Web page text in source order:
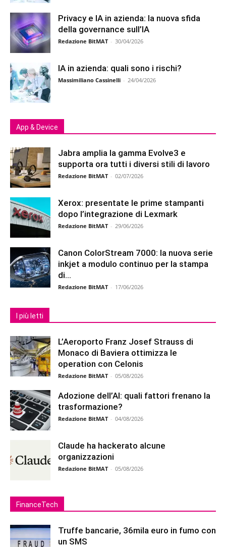
Privacy e IA in azienda: la nuova sfida
della governance sull’IA
Redazione BitMAT - 30/04/2026
IA in azienda: quali sono i rischi?
Massimiliano Cassinelli - 24/04/2026
App & Device
Jabra amplia la gamma Evolve3 e
supporta ora tutti i diversi stili di lavoro
Redazione BitMAT - 02/07/2026
Xerox: presentate le prime stampanti
dopo l’integrazione di Lexmark
Redazione BitMAT - 29/06/2026
Canon ColorStream 7000: la nuova serie
inkjet a modulo continuo per la stampa
di...
Redazione BitMAT - 17/06/2026
I più letti
L’Aeroporto Franz Josef Strauss di
Monaco di Baviera ottimizza le
operation con Celonis
Redazione BitMAT - 05/08/2026
Adozione dell’AI: quali fattori frenano la
trasformazione?
Redazione BitMAT - 04/08/2026
Claude ha hackerato alcune
organizzazioni
Redazione BitMAT - 05/08/2026
FinanceTech
Truffe bancarie, 36mila euro in fumo con
un SMS